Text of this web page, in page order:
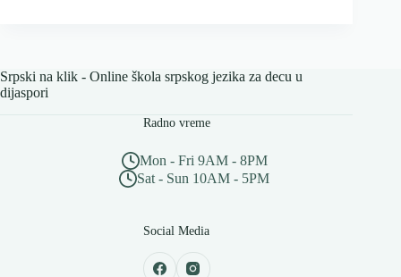
Srpski na klik - Online škola srpskog jezika za decu u
dijaspori
Radno vreme
Mon - Fri 9AM - 8PM
Sat - Sun 10AM - 5PM
Social Media